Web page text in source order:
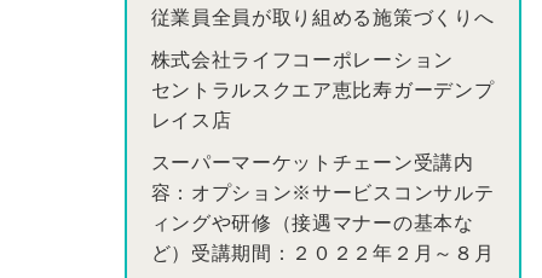
従業員全員が取り組める施策づくりへ
株式会社ライフコーポレーション
セントラルスクエア恵比寿ガーデンプ
レイス店
スーパーマーケットチェーン受講内
容：オプション※サービスコンサルテ
ィングや研修（接遇マナーの基本な
ど）受講期間：２０２２年２月～８月